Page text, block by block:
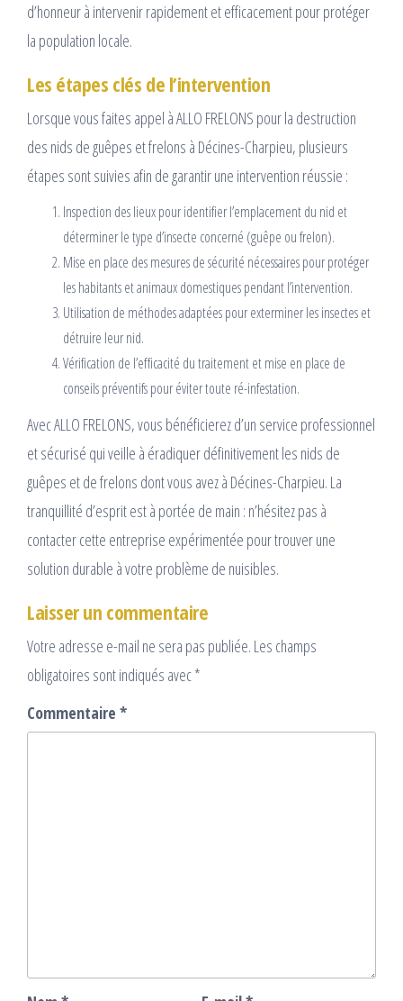
d’honneur à intervenir rapidement et efficacement pour protéger
la population locale.
Les étapes clés de l’intervention
Lorsque vous faites appel à ALLO FRELONS pour la destruction
des nids de guêpes et frelons à Décines-Charpieu, plusieurs
étapes sont suivies afin de garantir une intervention réussie :
Inspection des lieux pour identifier l’emplacement du nid et
déterminer le type d’insecte concerné (guêpe ou frelon).
Mise en place des mesures de sécurité nécessaires pour protéger
les habitants et animaux domestiques pendant l’intervention.
Utilisation de méthodes adaptées pour exterminer les insectes et
détruire leur nid.
Vérification de l’efficacité du traitement et mise en place de
conseils préventifs pour éviter toute ré-infestation.
Avec ALLO FRELONS, vous bénéficierez d’un service professionnel
et sécurisé qui veille à éradiquer définitivement les nids de
guêpes et de frelons dont vous avez à Décines-Charpieu. La
tranquillité d’esprit est à portée de main : n’hésitez pas à
contacter cette entreprise expérimentée pour trouver une
solution durable à votre problème de nuisibles.
Laisser un commentaire
Votre adresse e-mail ne sera pas publiée. Les champs
obligatoires sont indiqués avec*
Commentaire *